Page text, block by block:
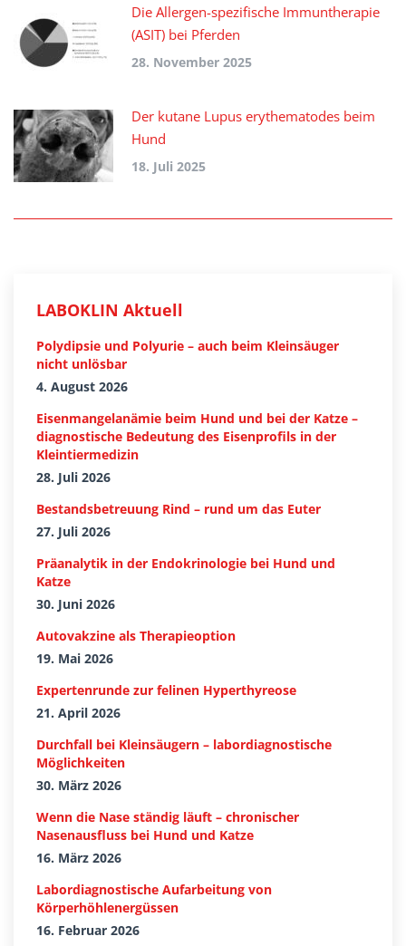
Die Allergen-spezifische Immuntherapie
(ASIT) bei Pferden
28. November 2025
Der kutane Lupus erythematodes beim
Hund
18. Juli 2025
LABOKLIN Aktuell
Polydipsie und Polyurie – auch beim Kleinsäuger
nicht unlösbar
4. August 2026
Eisenmangelanämie beim Hund und bei der Katze –
diagnostische Bedeutung des Eisenprofils in der
Kleintiermedizin
28. Juli 2026
Bestandsbetreuung Rind – rund um das Euter
27. Juli 2026
Präanalytik in der Endokrinologie bei Hund und
Katze
30. Juni 2026
Autovakzine als Therapieoption
19. Mai 2026
Expertenrunde zur felinen Hyperthyreose
21. April 2026
Durchfall bei Kleinsäugern – labordiagnostische
Möglichkeiten
30. März 2026
Wenn die Nase ständig läuft – chronischer
Nasenausfluss bei Hund und Katze
16. März 2026
Labordiagnostische Aufarbeitung von
Körperhöhlenergüssen
16. Februar 2026